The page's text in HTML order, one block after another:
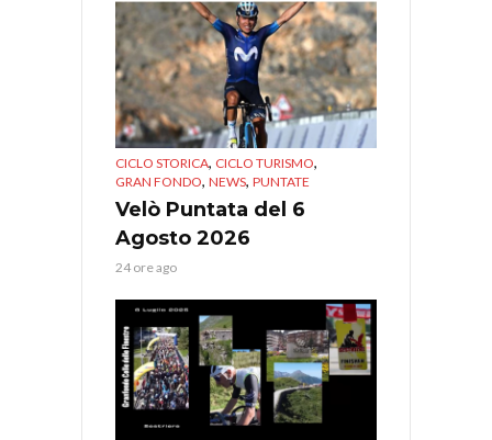
CICLO STORICA, CICLO TURISMO,
GRAN FONDO, NEWS, PUNTATE
Velò Puntata del 6
Agosto 2026
24 ore ago